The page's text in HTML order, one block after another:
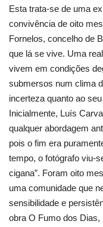
Esta trata-se de uma
convivência de oito
Fornelos, concelho de
que lá se vive. Uma
vivem em condições
submersos num clima
incerteza quanto ao
Inicialmente, Luís
qualquer abordagem
pois o fim era
tempo, o fotógrafo viu-
cigana”. Foram oito
uma comunidade que
sensibilidade e
obra O Fumo dos Dias,